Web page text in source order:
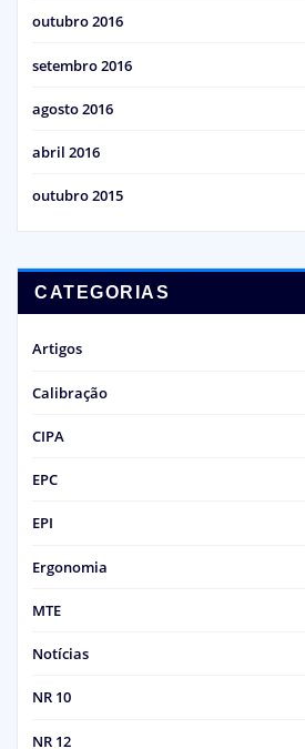
outubro 2016
setembro 2016
agosto 2016
abril 2016
outubro 2015
CATEGORIAS
Artigos
Calibração
CIPA
EPC
EPI
Ergonomia
MTE
Notícias
NR 10
NR 12